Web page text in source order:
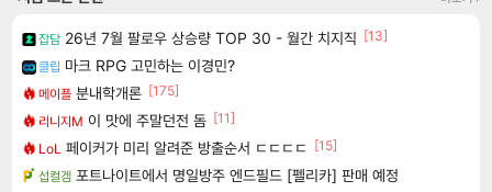
잡담 26년 7월 팔로우 상승량 TOP 30 - 월간 치지직 [13]
클립 마크 RPG 고민하는 이경민?
메이플 분내학개론 [175]
리니지M 이 맛에 주말던전 돔 [11]
LoL 페이커가 미리 알려준 방출순서 ㄷㄷㄷㄷ
[15]
섭컬겜 포트나이트에서 명일방주 엔드필드 [펠리카] 판매 예정